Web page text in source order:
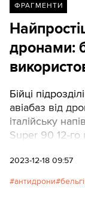
ФРАГМЕНТИ
дронами:
Бійці
авіабаз від
італійську
Super 90 12-го
2023-12-18 09:57
антидрони